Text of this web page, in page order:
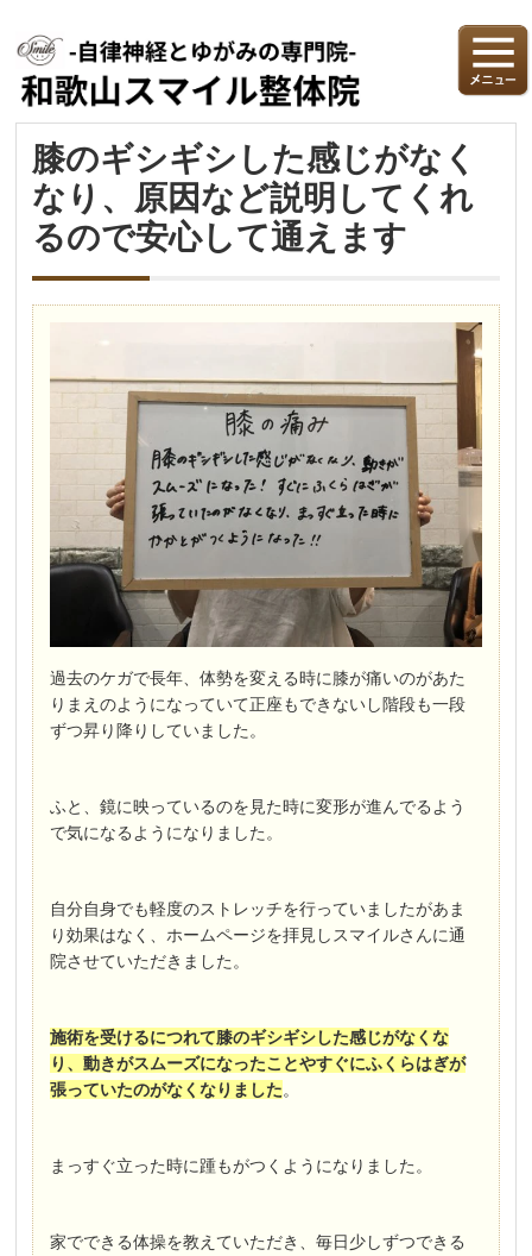
膝のギシギシした感じがなく
なり、原因など説明してくれ
るので安心して通えます
過去のケガで長年、体勢を変える時に膝が痛いのがあた
りまえのようになっていて正座もできないし階段も一段
ずつ昇り降りしていました。
ふと、鏡に映っているのを見た時に変形が進んでるよう
で気になるようになりました。
自分自身でも軽度のストレッチを行っていましたがあま
り効果はなく、ホームページを拝見しスマイルさんに通
院させていただきました。
施術を受けるにつれて膝のギシギシした感じがなくな
り、動きがスムーズになったことやすぐにふくらはぎが
張っていたのがなくなりました。
まっすぐ立った時に踵もがつくようになりました。
家でできる体操を教えていただき、毎日少しずつできる